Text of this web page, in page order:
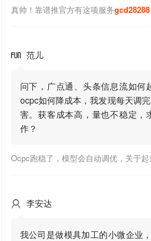
真帅！靠谱推官方有这项服务gcd28288
 范儿
问下，广点通、头条信息流如何
ocpc如何降成本，我发现每天调
害。获客成本高，量也不稳定，
作？
 李安达
我公司是做模具加工的小微企业